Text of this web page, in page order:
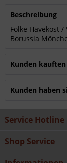
Beschreibung
Folke Havekost
Borussia
Kunden kauften
Kunden haben
Service Hotline
Shop Service